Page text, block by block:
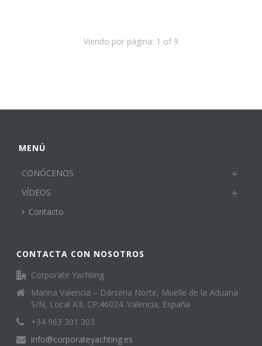
Viendo por página: 1 of 9
MENÚ
CONÓCENOS
VÍDEOS
Contacto
CONTACTA CON NOSOTROS
Corporate Yachting
Marina Valencia – Dársena Norte, Muelle de la Aduana
S/N, Local A3, CP:46024. Valencia, España
+34 963 301 303
info@corporateyachting.es